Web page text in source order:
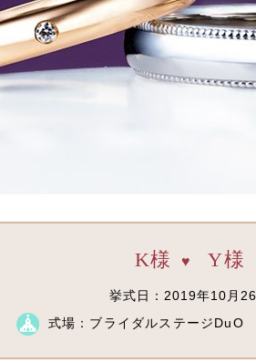
K様 ♥ Y様
挙式日：2019年10月
式場：ブライダルステージDuO